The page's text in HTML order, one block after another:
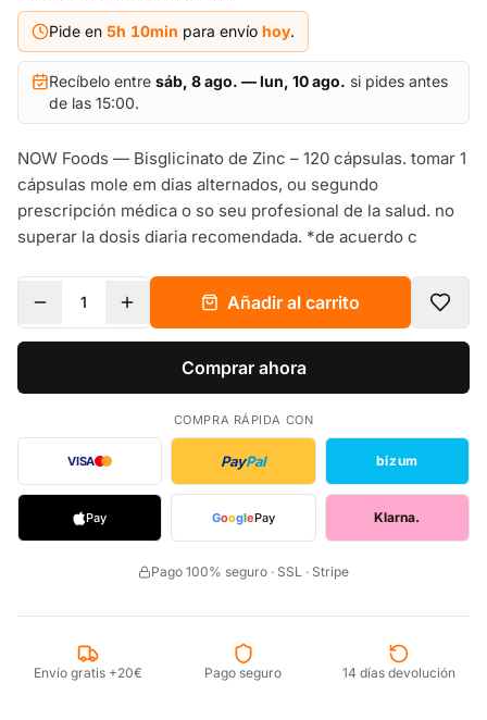
Pide en 5h 10min para envío hoy.
Recíbelo entre sáb, 8 ago. — lun, 10 ago. si pides antes
de las 15:00.
NOW Foods — Bisglicinato de Zinc – 120 cápsulas. tomar 1
cápsulas mole em dias alternados, ou segundo
prescripción médica o so seu profesional de la salud. no
superar la dosis diaria recomendada. *de acuerdo c
1 Añadir al carrito
Comprar ahora
COMPRA RÁPIDA CON
VISA PayPal bizum
Pay GooglePay Klarna.
Pago 100% seguro · SSL · Stripe
Envío gratis +20€ Pago seguro 14 días devolución